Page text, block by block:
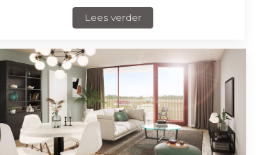
Lees verder